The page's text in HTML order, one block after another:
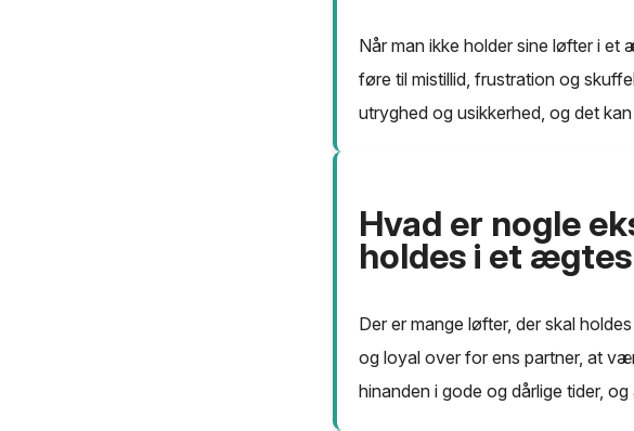
Når man ikke holder sine løfter i et
føre til mistillid, frustration og
utryghed og usikkerhed, og det
Hvad er nogle
holdes i et
Der er mange løfter, der skal
og loyal over for ens partner, at
hinanden i gode og dårlige tider,